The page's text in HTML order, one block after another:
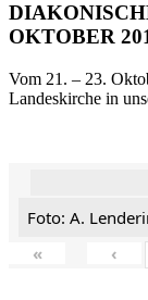
OKTOBER
Vom 21. – 23.
Landeskirche in
Foto: A.
«
‹